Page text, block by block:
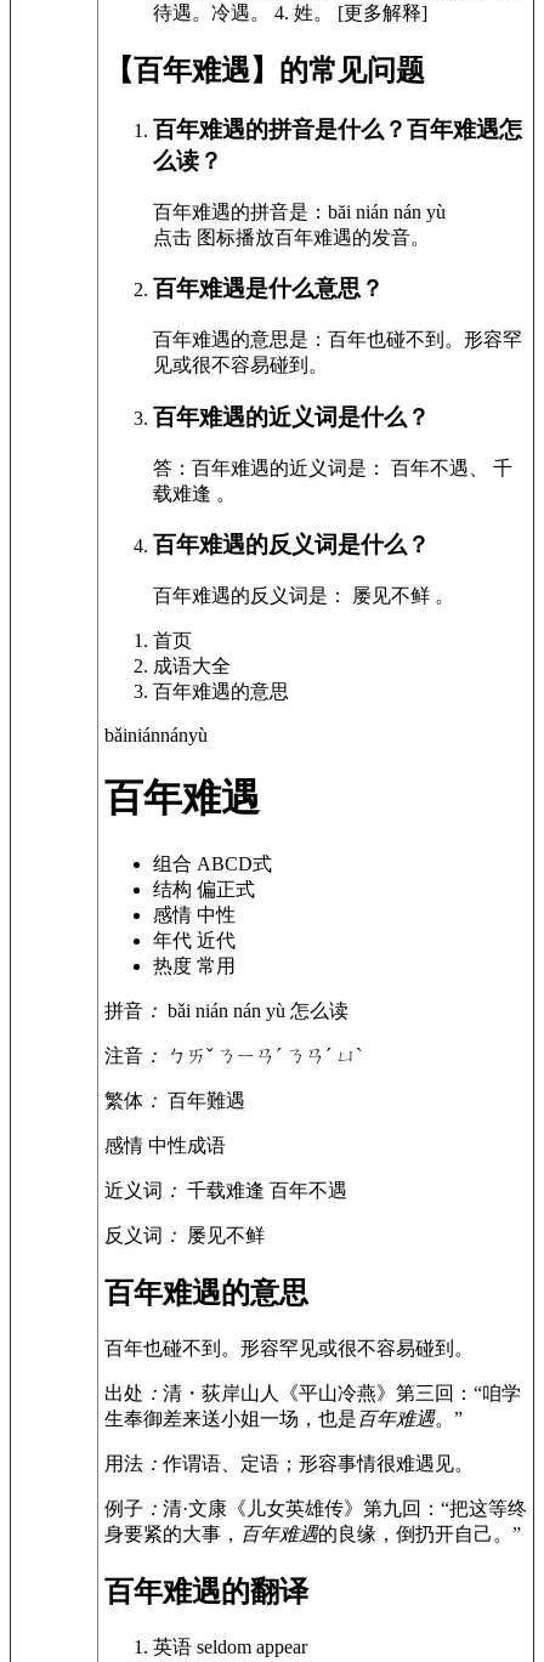
待遇。冷遇。
4. 姓。 [更多解释]
【百年难遇】的常见问题
百年难遇的拼音是什么？百年难遇怎
么读？
百年难遇的拼音是：băi nián nán yù
点击 图标播放百年难遇的发音。
百年难遇是什么意思？
百年难遇的意思是：百年也碰不到。形容罕
见或很不容易碰到。
百年难遇的近义词是什么？
答：百年难遇的近义词是： 百年不遇、 千
载难逢 。
百年难遇的反义词是什么？
百年难遇的反义词是： 屡见不鲜 。
首页
成语大全
百年难遇的意思
bǎiniánnányù
百年难遇
组合 ABCD式
结构 偏正式
感情 中性
年代 近代
热度 常用
拼音 ： bǎi nián nán yù 怎么读
注音 ： ㄅㄞˇ ㄋㄧㄢˊ ㄋㄢˊ ㄩˋ
繁体 ： 百年難遇
感情 中性成语
近义词 ： 千载难逢 百年不遇
反义词 ： 屡见不鲜
百年难遇的意思
百年也碰不到。形容罕见或很不容易碰到。
出处 ： 清・荻岸山人《平山冷燕》第三回：“咱学
生奉御差来送小姐一场，也是 百年难遇。”
用法 ： 作谓语、定语；形容事情很难遇见。
例子 ： 清·文康《儿女英雄传》第九回：“把这等终
身要紧的大事， 百年难遇的良缘，倒扔开自己。”
百年难遇的翻译
英语 seldom appear